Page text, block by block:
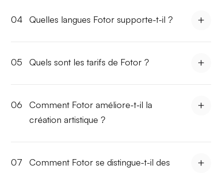
04 Quelles langues Fotor supporte-t-il ?
05 Quels sont les tarifs de Fotor ?
06
Comment Fotor améliore-t-il la
création artistique ?
07
Comment Fotor se distingue-t-il des